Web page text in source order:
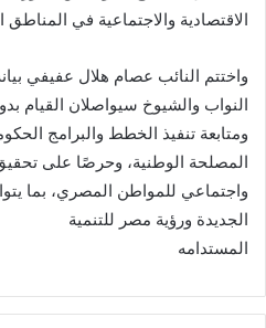
الاقتصادية والاجتماعية في المناطق
واختتم النائب عصام هلال عفيفي
النواب والشيوخ سيواصلان القيام
ومتابعة تنفيذ الخطط والبرامج
المصلحة الوطنية، وحرصًا على
واجتماعي للمواطن المصري، بما
الجديدة ورؤية مصر للتنمية
المستدامه